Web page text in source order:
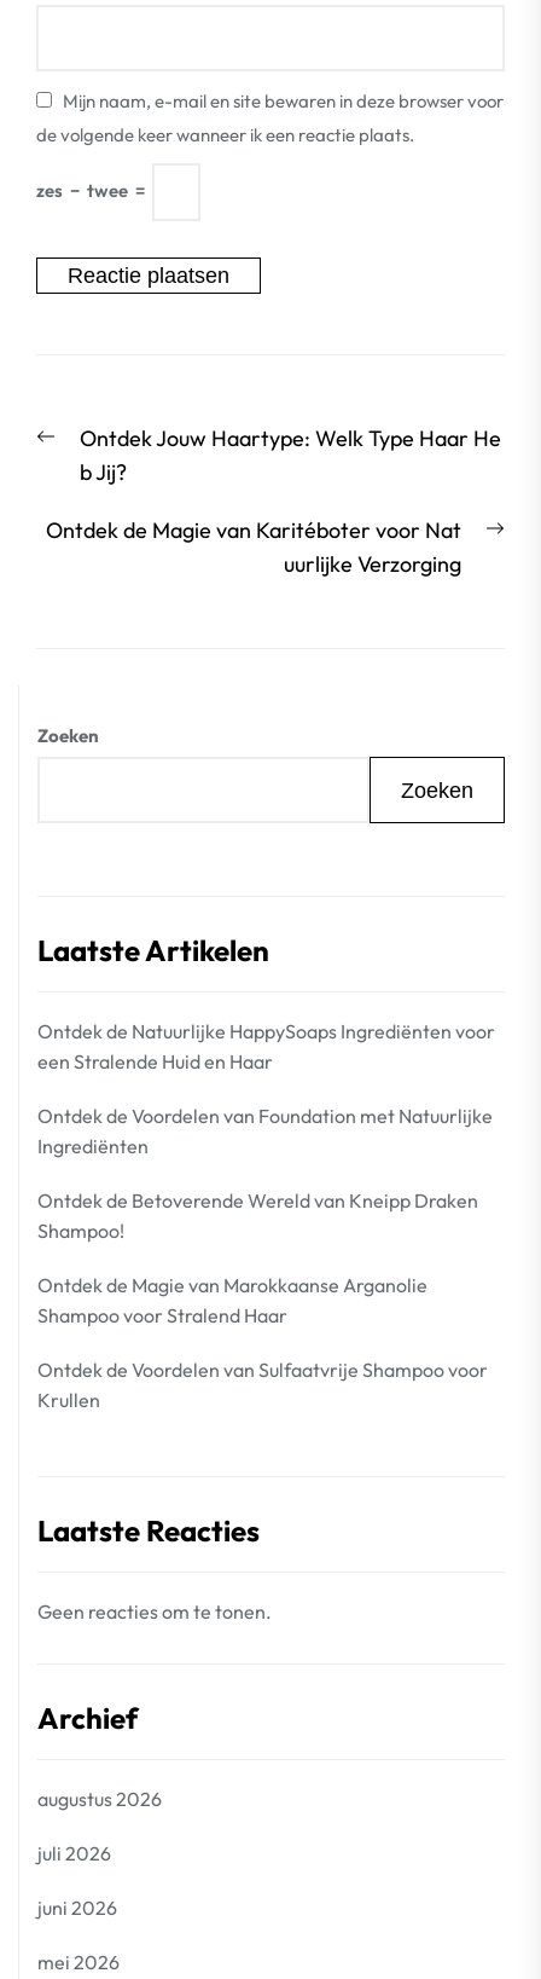
Mijn naam, e-mail en site bewaren in deze browser voor
de volgende keer wanneer ik een reactie plaats.
zes − twee =
Vorige
bericht:
Ontdek Jouw Haartype: Welk Type Haar He
b Jij?
Ontdek de Magie van Karitéboter voor Nat
uurlijke Verzorging
Zoeken
Zoeken
Laatste Artikelen
Ontdek de Natuurlijke HappySoaps Ingrediënten voor
een Stralende Huid en Haar
Ontdek de Voordelen van Foundation met Natuurlijke
Ingrediënten
Ontdek de Betoverende Wereld van Kneipp Draken
Shampoo!
Ontdek de Magie van Marokkaanse Arganolie
Shampoo voor Stralend Haar
Ontdek de Voordelen van Sulfaatvrije Shampoo voor
Krullen
Laatste Reacties
Geen reacties om te tonen.
Archief
augustus 2026
juli 2026
juni 2026
mei 2026